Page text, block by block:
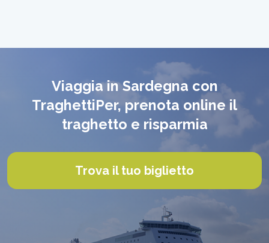
Viaggia in Sardegna con
TraghettiPer, prenota online il
traghetto e risparmia
Trova il tuo biglietto